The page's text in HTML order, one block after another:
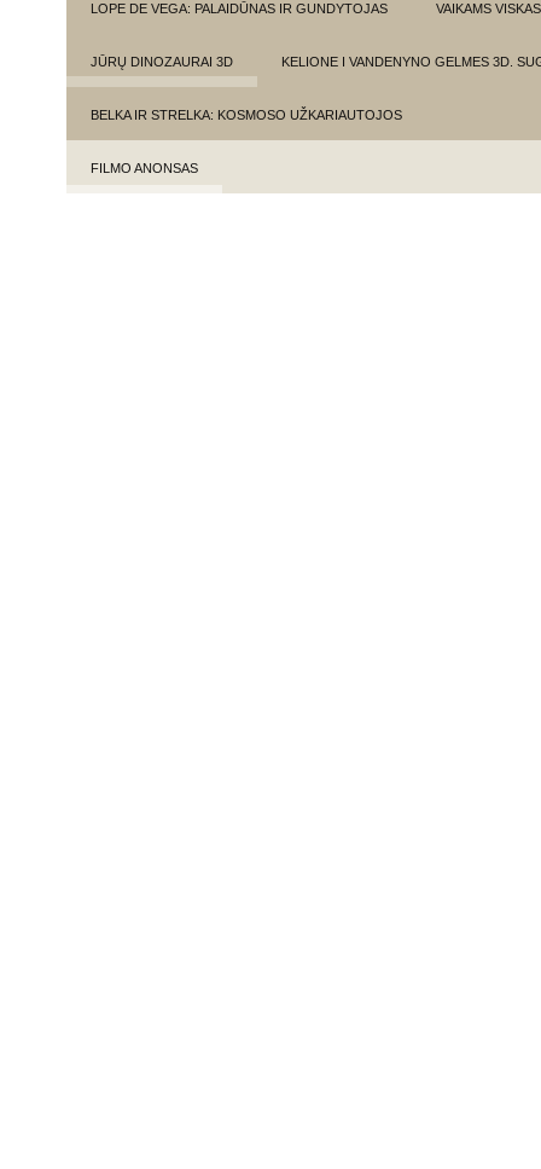
LOPE DE VEGA: PALAIDŪNAS IR GUNDYTOJAS VAIKAMS
JŪRŲ DINOZAURAI 3D KELIONE I VANDENYNO GELMES 3D.
BELKA IR STRELKA: KOSMOSO UŽKARIAUTOJOS
FILMO ANONSAS